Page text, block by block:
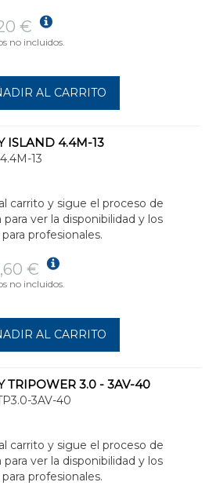
€
no incluidos.
AL CARRITO
ISLAND 4.4M-13
13
carrito y sigue el proceso de
para ver la disponibilidad y los
profesionales.
€
no incluidos.
AL CARRITO
TRIPOWER 3.0 - 3AV-40
3AV-40
carrito y sigue el proceso de
para ver la disponibilidad y los
profesionales.